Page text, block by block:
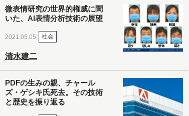
微表情研究の世界的権威に聞
いた、AI表情分析技術の展望
2021.05.05 社会
清水建二
PDFの生みの親、チャール
ズ・ゲシキ氏死去。その技術
と歴史を振り返る